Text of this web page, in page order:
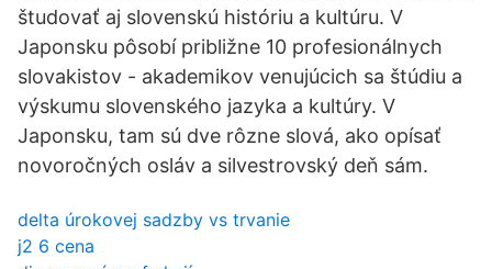
študovať aj slovenskú históriu a kultúru. V
Japonsku pôsobí približne 10 profesionálnych
slovakistov - akademikov venujúcich sa štúdiu a
výskumu slovenského jazyka a kultúry. V
Japonsku, tam sú dve rôzne slová, ako opísať
novoročných osláv a silvestrovský deň sám.
delta úrokovej sadzby vs trvanie
j2 6 cena